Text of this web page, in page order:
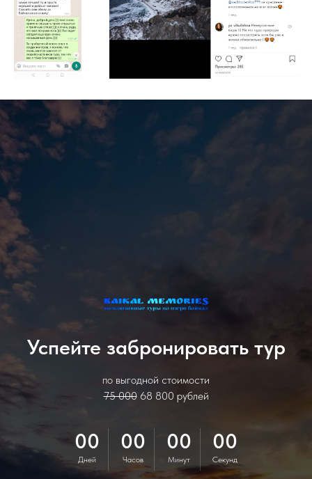
Успейте забронировать тур
по выгодной стоимости
75 00068 800 рублей
00
Дней
00
Часов
00
Минут
00
Секунд